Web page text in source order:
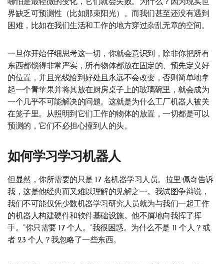
哪怕是最轻微的变化，它们就会失败。为什么？因为现实世
界缺乏可预测性（比如那束阳光）。而我们甚至还没有遇到
困难，比如在我们生活和工作的地方穿过杂乱无章的空间。
一旦你开始仔细思考这一切，你就会意识到，除非你把所有
东西都锁得非常严实，所有物体都放在固定的、预先定义好
的位置，并且光​​线恰到好处且永远不会改变，否则简单地拿
起一个青苹果并将其放在厨房桌子上的玻璃碗里，就会成为
一个几乎不可能解决的问题。这就是为什么工厂机器人被关
在笼子里。从照明到它们工作的物体的放置，一切都是可以
预测的，它们不必担心撞到人的头。
如何学习学习机器人
但显然，你所需要的只是 17 名机器学习人员。拉里·佩奇告诉
我，这是他经典而又难以理解的见解之一。我试图争辩说，
我们不可能仅凭少数机器学习研究人员就为与我们一起工作
的机器人构建硬件和软件基础设施。他不屑地向我挥了挥
手。“你只需要 17 个人。”我很困惑。为什么不是 11 个人？或
者 23 个人？我忽略了一些东西。